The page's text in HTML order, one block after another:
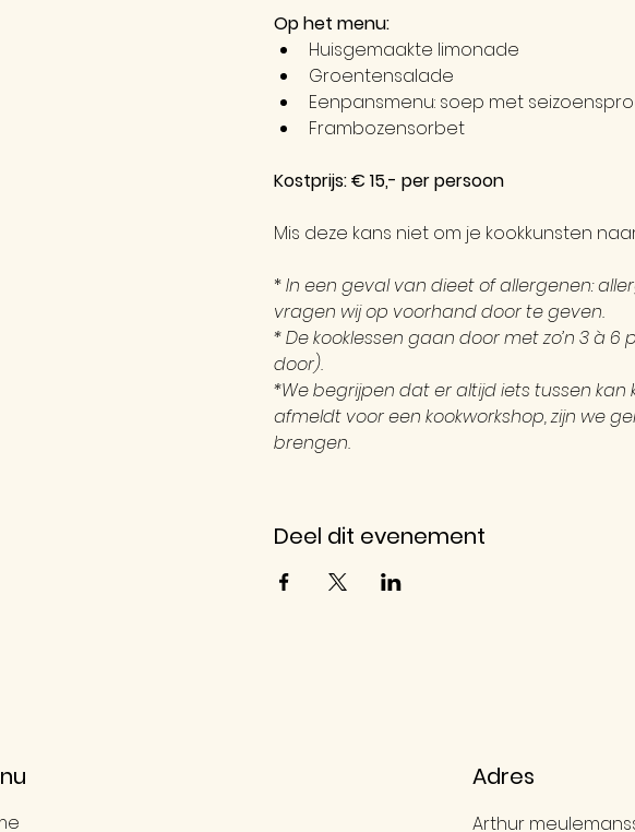
Op het menu:
Huisgemaakte limonade
Groentensalade
Eenpansmenu: soep met
Frambozensorbet
Kostprijs: € 15,- per persoon
Mis deze kans niet om je kookkunsten
* In een geval van dieet of allergenen:
vragen wij op voorhand door te geven.
* De kooklessen gaan door met zo’n 3 à
door).
*We begrijpen dat er altijd iets tussen
afmeldt voor een kookworkshop, zijn we
brengen.
Deel dit evenement
Adres
Arthur